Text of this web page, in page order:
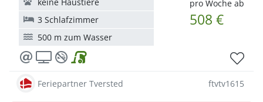
pro Woche ab
508 €
3 Schlafzimmer
500 m zum Wasser
Feriepartner Tversted ftvtv1615